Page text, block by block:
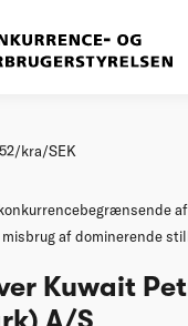
kra/SEK
misbrug af dominerende
Kuwait